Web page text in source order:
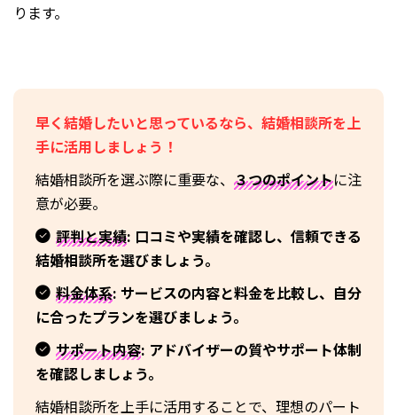
ります。
早く結婚したいと思っているなら、結婚相談所を上
手に活用しましょう！
結婚相談所を選ぶ際に重要な、 ３つのポイントに注
意が必要。
評判と実績: 口コミや実績を確認し、信頼できる
結婚相談所を選びましょう。
料金体系: サービスの内容と料金を比較し、自分
に合ったプランを選びましょう。
サポート内容: アドバイザーの質やサポート体制
を確認しましょう。
結婚相談所を上手に活用することで、理想のパート